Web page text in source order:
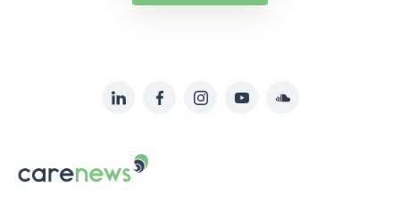
sur:
LinkedInFacebookInstagramYouTubeSoundcloud
Carenews,
Le